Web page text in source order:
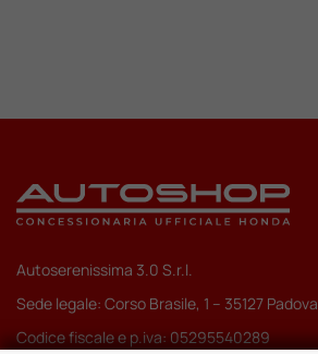
Autoserenissima 3.0 S.r.l.
Sede legale: Corso Brasile, 1 – 35127 Padova
Codice fiscale e p.iva: 05295540289